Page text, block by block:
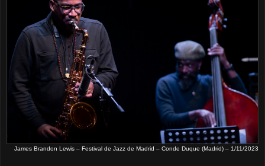
James Brandon Lewis – Festival de Jazz de Madrid – Conde Duque (Madrid) – 1/11/2023